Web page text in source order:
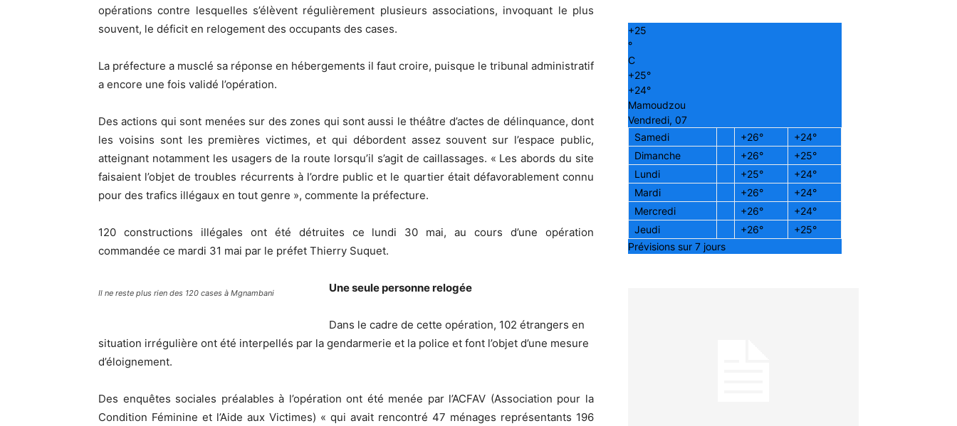
opérations contre lesquelles s’élèvent régulièrement plusieurs associations, invoquant le plus
souvent, le déficit en relogement des occupants des cases.
La préfecture a musclé sa réponse en hébergements il faut croire, puisque le tribunal administratif
a encore une fois validé l’opération.
Des actions qui sont menées sur des zones qui sont aussi le théâtre d’actes de délinquance, dont
les voisins sont les premières victimes, et qui débordent assez souvent sur l’espace public,
atteignant notamment les usagers de la route lorsqu’il s’agit de caillassages. « Les abords du site
faisaient l’objet de troubles récurrents à l’ordre public et le quartier était défavorablement connu
pour des trafics illégaux en tout genre », commente la préfecture.
120 constructions illégales ont été détruites ce lundi 30 mai, au cours d’une opération
commandée ce mardi 31 mai par le préfet Thierry Suquet.
Il ne reste plus rien des 120 cases à Mgnambani Une seule personne relogée
Dans le cadre de cette opération, 102 étrangers en
situation irrégulière ont été interpellés par la gendarmerie et la police et font l’objet d’une mesure
d’éloignement.
Des enquêtes sociales préalables à l’opération ont été menée par l’ACFAV (Association pour la
Condition Féminine et l’Aide aux Victimes) « qui avait rencontré 47 ménages représentants 196
+25
°
C
+25°
+24°
Mamoudzou
Vendredi, 07
Samedi
+26° +24°
Dimanche
+26° +25°
Lundi
+25° +24°
Mardi
+26° +24°
Mercredi
+26° +24°
Jeudi
+26° +25°
Prévisions sur 7 jours